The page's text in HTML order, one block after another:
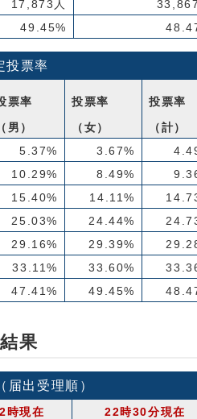
17,873人
49.45%
投票率
票率
（男）
投票率
（女）
投票率
（計）
5.37% 3.67%
10.29% 8.49%
15.40% 14.11%
25.03% 24.44%
29.16% 29.39%
33.11% 33.60%
47.41% 49.45%
果
届出受理順）
時現在 22時30分現在